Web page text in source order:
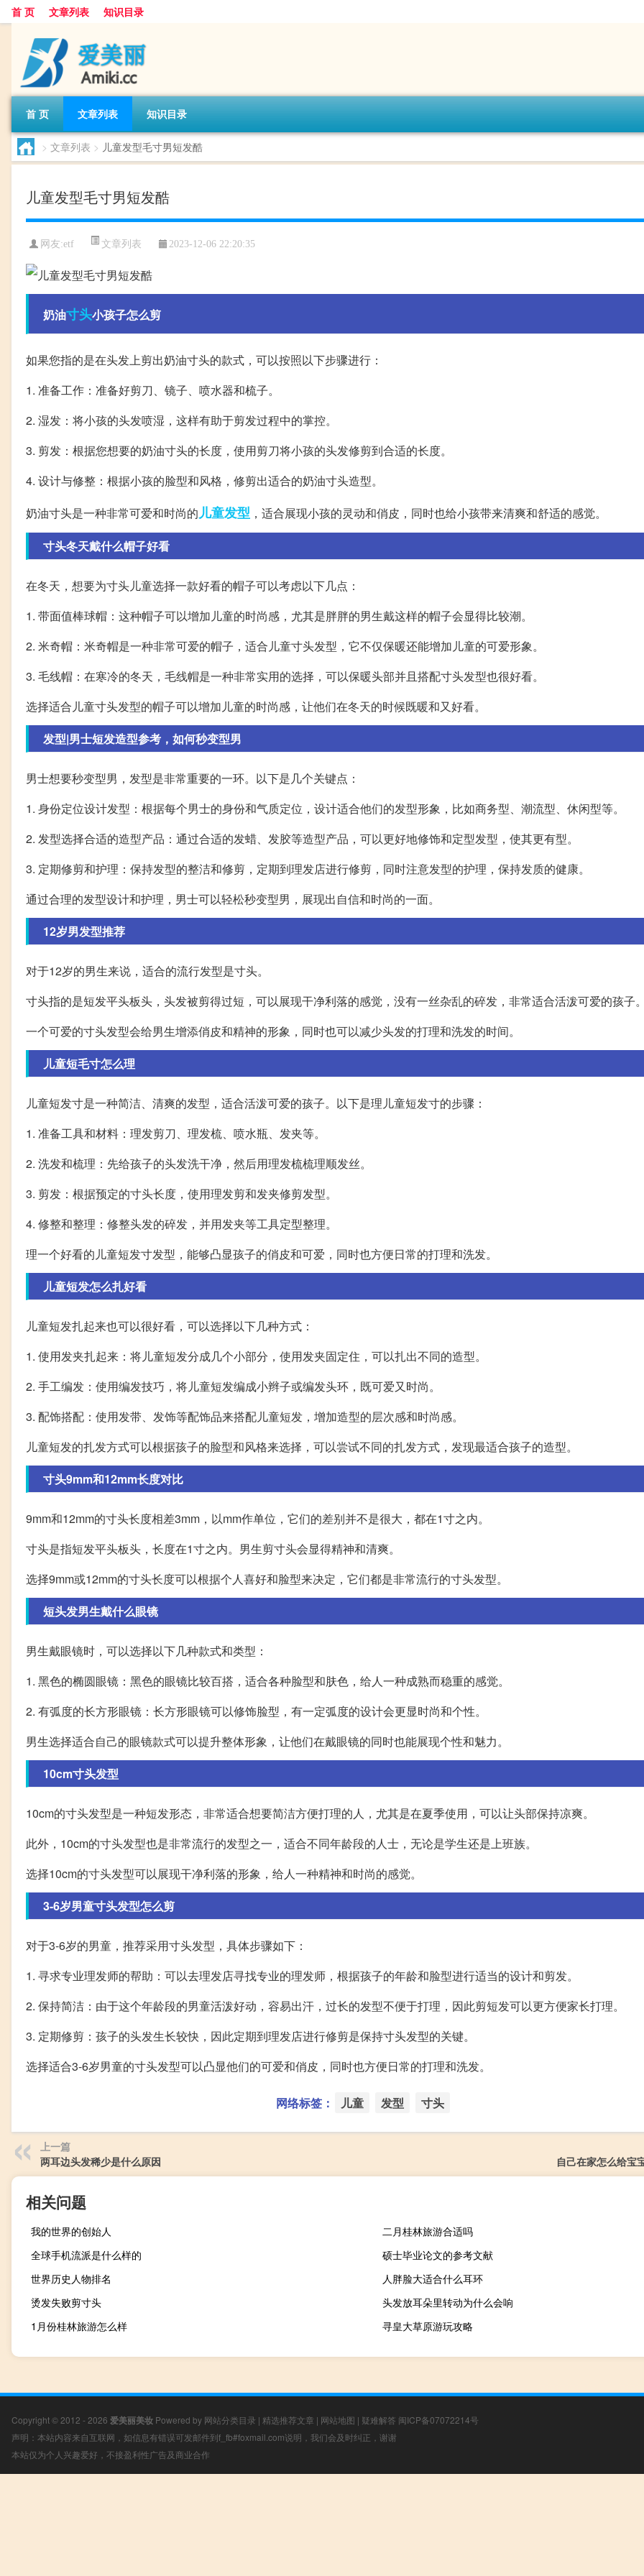
首 页 文章列表 知识目录
首 页 文章列表 知识目录
> 文章列表 > 儿童发型毛寸男短发酷
儿童发型毛寸男短发酷
网友:etf 文章列表 2023-12-06 22:20:35
奶油寸头小孩子怎么剪
如果您指的是在头发上剪出奶油寸头的款式，可以按照以下步骤进行：
1. 准备工作：准备好剪刀、镜子、喷水器和梳子。
2. 湿发：将小孩的头发喷湿，这样有助于剪发过程中的掌控。
3. 剪发：根据您想要的奶油寸头的长度，使用剪刀将小孩的头发修剪到合适的长度。
4. 设计与修整：根据小孩的脸型和风格，修剪出适合的奶油寸头造型。
奶油寸头是一种非常可爱和时尚的儿童发型 ，适合展现小孩的灵动和俏皮，同时也给小孩带来清爽和舒适的感觉。
寸头冬天戴什么帽子好看
在冬天，想要为寸头儿童选择一款好看的帽子可以考虑以下几点：
1. 带面值棒球帽：这种帽子可以增加儿童的时尚感，尤其是胖胖的男生戴这样的帽子会显得比较潮。
2. 米奇帽：米奇帽是一种非常可爱的帽子，适合儿童寸头发型，它不仅保暖还能增加儿童的可爱形象。
3. 毛线帽：在寒冷的冬天，毛线帽是一种非常实用的选择，可以保暖头部并且搭配寸头发型也很好看。
选择适合儿童寸头发型的帽子可以增加儿童的时尚感，让他们在冬天的时候既暖和又好看。
发型|男士短发造型参考，如何秒变型男
男士想要秒变型男，发型是非常重要的一环。以下是几个关键点：
1. 身份定位设计发型：根据每个男士的身份和气质定位，设计适合他们的发型形象，比如商务型、潮流型、休闲型等。
2. 发型选择合适的造型产品：通过合适的发蜡、发胶等造型产品，可以更好地修饰和定型发型，使其更有型。
3. 定期修剪和护理：保持发型的整洁和修剪，定期到理发店进行修剪，同时注意发型的护理，保持发质的健康。
通过合理的发型设计和护理，男士可以轻松秒变型男，展现出自信和时尚的一面。
12岁男发型推荐
对于12岁的男生来说，适合的流行发型是寸头。
寸头指的是短发平头板头，头发被剪得过短，可以展现干净利落的感觉，没有一丝杂乱的碎发，非常适合活泼可爱的孩子
一个可爱的寸头发型会给男生增添俏皮和精神的形象，同时也可以减少头发的打理和洗发的时间。
儿童短毛寸怎么理
儿童短发寸是一种简洁、清爽的发型，适合活泼可爱的孩子。以下是理儿童短发寸的步骤：
1. 准备工具和材料：理发剪刀、理发梳、喷水瓶、发夹等。
2. 洗发和梳理：先给孩子的头发洗干净，然后用理发梳梳理顺发丝。
3. 剪发：根据预定的寸头长度，使用理发剪和发夹修剪发型。
4. 修整和整理：修整头发的碎发，并用发夹等工具定型整理。
理一个好看的儿童短发寸发型，能够凸显孩子的俏皮和可爱，同时也方便日常的打理和洗发。
儿童短发怎么扎好看
儿童短发扎起来也可以很好看，可以选择以下几种方式：
1. 使用发夹扎起来：将儿童短发分成几个小部分，使用发夹固定住，可以扎出不同的造型。
2. 手工编发：使用编发技巧，将儿童短发编成小辫子或编发头环，既可爱又时尚。
3. 配饰搭配：使用发带、发饰等配饰品来搭配儿童短发，增加造型的层次感和时尚感。
儿童短发的扎发方式可以根据孩子的脸型和风格来选择，可以尝试不同的扎发方式，发现最适合孩子的造型。
寸头9mm和12mm长度对比
9mm和12mm的寸头长度相差3mm，以mm作单位，它们的差别并不是很大，都在1寸之内。
寸头是指短发平头板头，长度在1寸之内。男生剪寸头会显得精神和清爽。
选择9mm或12mm的寸头长度可以根据个人喜好和脸型来决定，它们都是非常流行的寸头发型。
短头发男生戴什么眼镜
男生戴眼镜时，可以选择以下几种款式和类型：
1. 黑色的椭圆眼镜：黑色的眼镜比较百搭，适合各种脸型和肤色，给人一种成熟而稳重的感觉。
2. 有弧度的长方形眼镜：长方形眼镜可以修饰脸型，有一定弧度的设计会更显时尚和个性。
男生选择适合自己的眼镜款式可以提升整体形象，让他们在戴眼镜的同时也能展现个性和魅力。
10cm寸头发型
10cm的寸头发型是一种短发形态，非常适合想要简洁方便打理的人，尤其是在夏季使用，可以让头部保持凉爽。
此外，10cm的寸头发型也是非常流行的发型之一，适合不同年龄段的人士，无论是学生还是上班族。
选择10cm的寸头发型可以展现干净利落的形象，给人一种精神和时尚的感觉。
3-6岁男童寸头发型怎么剪
对于3-6岁的男童，推荐采用寸头发型，具体步骤如下：
1. 寻求专业理发师的帮助：可以去理发店寻找专业的理发师，根据孩子的年龄和脸型进行适当的设计和剪发。
2. 保持简洁：由于这个年龄段的男童活泼好动，容易出汗，过长的发型不便于打理，因此剪短发可以更方便家长打理。
3. 定期修剪：孩子的头发生长较快，因此定期到理发店进行修剪是保持寸头发型的关键。
选择适合3-6岁男童的寸头发型可以凸显他们的可爱和俏皮，同时也方便日常的打理和洗发。
网络标签： 儿童 发型 寸头
上一篇
两耳边头发稀少是什么原因
自己在家怎么给宝
相关问题
我的世界的创始人
二月桂林旅游合适吗
全球手机流派是什么样的
硕士毕业论文的参考文献
世界历史人物排名
人胖脸大适合什么耳环
烫发失败剪寸头
头发放耳朵里转动为什么会响
1月份桂林旅游怎么样
寻皇大草原游玩攻略
Copyright © 2012 - 2026 爱美丽美妆 Powered by 网站分类目录 | 精选推荐文章 | 网站地图 | 疑难解答 闽ICP备07072214号
声明：本站内容来自互联网，如信息有错误可发邮件到f_fb#foxmail.com说明，我们会及时纠正，谢谢
本站仅为个人兴趣爱好，不接盈利性广告及商业合作